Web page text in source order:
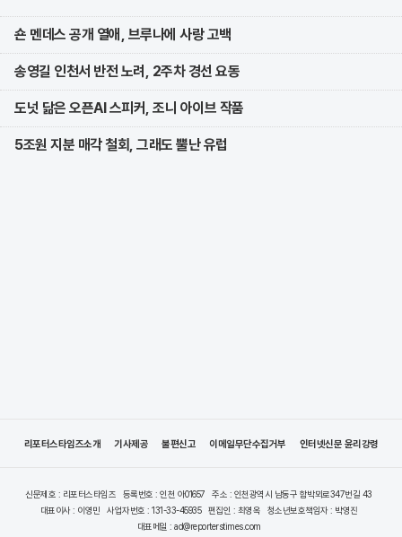
숀 멘데스 공개 열애, 브루나에 사랑 고백
송영길 인천서 반전 노려, 2주차 경선 요동
도넛 닮은 오픈AI 스피커, 조니 아이브 작품
5조원 지분 매각 철회, 그래도 뿔난 유럽
리포터스타임즈소개 기사제공 불편신고 이메일무단수집거부 인터넷신문 윤리강령
신문제호 : 리포터스타임즈 등록번호 : 인천 아01657
주소 : 인천광역시 남동구 함박뫼로347번길 43
대표이사 : 이영민
사업자번호 : 131-33-45935 편집인 : 최영옥
청소년보호책임자 : 박영진
대표메일 : ad@reporterstimes.com